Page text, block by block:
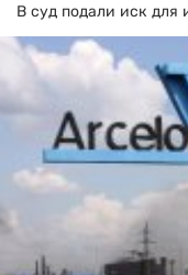
В суд подали иск для